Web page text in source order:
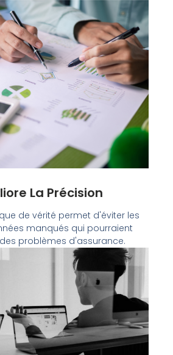
La Précision
de vérité permet d'éviter les
manqués qui pourraient
problèmes d'assurance.